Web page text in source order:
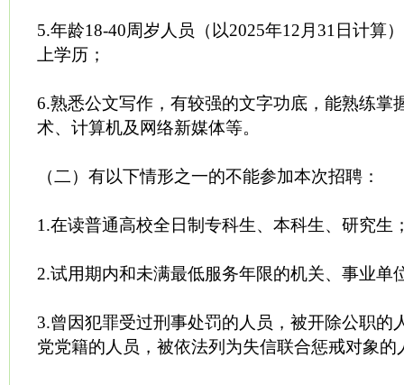
5.年龄18-40周岁人员（以2025年12月31日计算
上学历；
6.熟悉公文写作，有较强的文字功底，能熟练掌
术、计算机及网络新媒体等。
（二）有以下情形之一的不能参加本次招聘：
1.在读普通高校全日制专科生、本科生、研究生
2.试用期内和未满最低服务年限的机关、事业单
3.曾因犯罪受过刑事处罚的人员，被开除公职的
党党籍的人员，被依法列为失信联合惩戒对象的